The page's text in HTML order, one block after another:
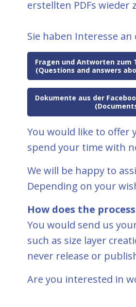
erstellten PDFs
Sie haben Interesse
Fragen und Antworten zum
(Questions and answers
Dokumente aus der
You would like to offer
spend your time with
We will be happy to
Depending on your
How does the
You would send us
such as size layer
never release or
Are you interested in